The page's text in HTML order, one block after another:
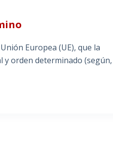
Europea (UE), que la
y orden determinado (según,